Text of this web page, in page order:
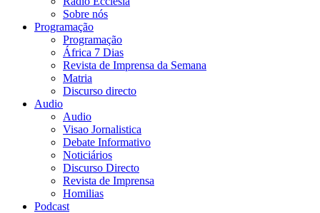
Sobre nós
Programação
Programação
África 7 Dias
Revista de Imprensa da Semana
Matria
Discurso directo
Audio
Audio
Visao Jornalistica
Debate Informativo
Noticiários
Discurso Directo
Revista de Imprensa
Homilias
Podcast